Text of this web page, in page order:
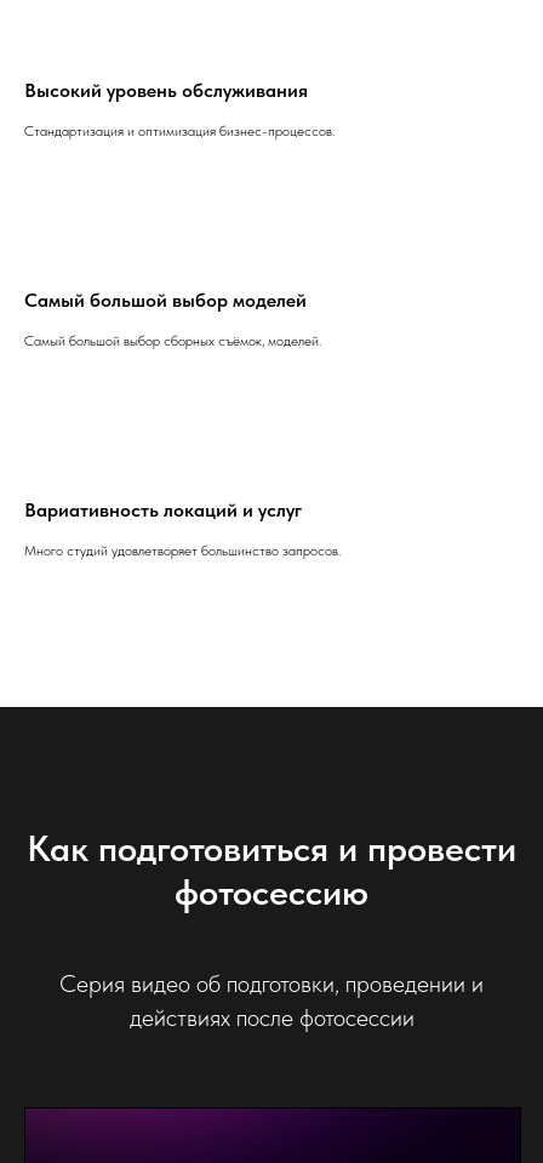
Высокий уровень обслуживания
Стандартизация и оптимизация бизнес-процессов.
Самый большой выбор моделей
Самый большой выбор сборных съёмок, моделей.
Вариативность локаций и услуг
Много студий удовлетворяет большинство запросов.
Как подготовиться и провести
фотосессию
Серия видео об подготовки, проведении и
действиях после фотосессии